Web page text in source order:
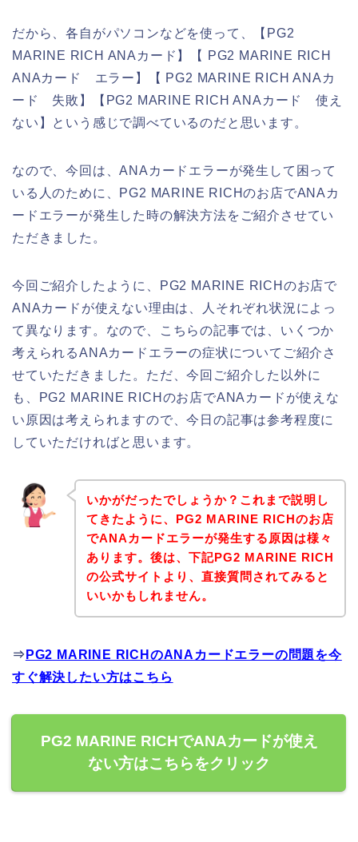
だから、各自がパソコンなどを使って、【PG2
MARINE RICH ANAカード】【 PG2 MARINE RICH
ANAカード エラー】【 PG2 MARINE RICH ANAカ
ード 失敗】【PG2 MARINE RICH ANAカード 使え
ない】という感じで調べているのだと思います。
なので、今回は、ANAカードエラーが発生して困って
いる人のために、PG2 MARINE RICHのお店でANAカ
ードエラーが発生した時の解決方法をご紹介させてい
ただきました。
今回ご紹介したように、PG2 MARINE RICHのお店で
ANAカードが使えない理由は、人それぞれ状況によっ
て異なります。なので、こちらの記事では、いくつか
考えられるANAカードエラーの症状についてご紹介さ
せていただきました。ただ、今回ご紹介した以外に
も、PG2 MARINE RICHのお店でANAカードが使えな
い原因は考えられますので、今日の記事は参考程度に
していただければと思います。
いかがだったでしょうか？これまで説明し
てきたように、PG2 MARINE RICHのお店
でANAカードエラーが発生する原因は様々
あります。後は、下記PG2 MARINE RICH
の公式サイトより、直接質問されてみると
いいかもしれません。
⇒ PG2 MARINE RICHのANAカードエラーの問題を今
すぐ解決したい方はこちら
PG2 MARINE RICHでANAカードが使え
ない方はこちらをクリック